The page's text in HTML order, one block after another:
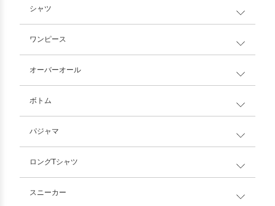
シャツ
ワンピース
オーバーオール
ボトム
パジャマ
ロングTシャツ
スニーカー